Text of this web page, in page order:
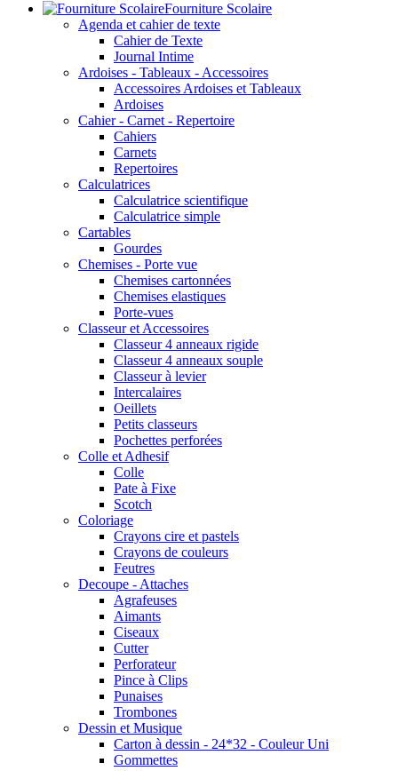
Fourniture Scolaire
Agenda et cahier de texte
Cahier de Texte
Journal Intime
Ardoises - Tableaux - Accessoires
Accessoires Ardoises et Tableaux
Ardoises
Cahier - Carnet - Repertoire
Cahiers
Carnets
Repertoires
Calculatrices
Calculatrice scientifique
Calculatrice simple
Cartables
Gourdes
Chemises - Porte vue
Chemises cartonnées
Chemises elastiques
Porte-vues
Classeur et Accessoires
Classeur 4 anneaux rigide
Classeur 4 anneaux souple
Classeur à levier
Intercalaires
Oeillets
Petits classeurs
Pochettes perforées
Colle et Adhesif
Colle
Pate à Fixe
Scotch
Coloriage
Crayons cire et pastels
Crayons de couleurs
Feutres
Decoupe - Attaches
Agrafeuses
Aimants
Ciseaux
Cutter
Perforateur
Pince à Clips
Punaises
Trombones
Dessin et Musique
Carton à dessin - 24*32 - Couleur Uni
Gommettes